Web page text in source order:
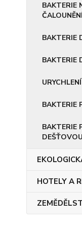
BAKTERIE
BAKTERIE
BAKTERIE
BAKTERIE
BAKTERIE
HOTELY A